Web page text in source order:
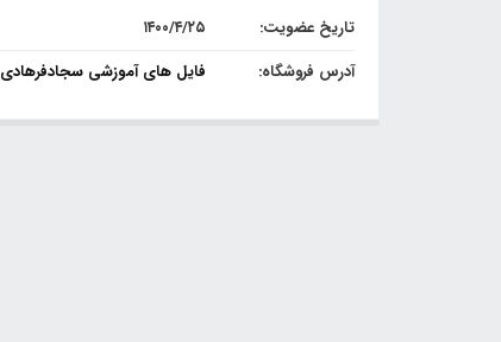
تاریخ عضویت:
۱۴۰۰/۴/۲۵
آدرس فروشگاه:
فایل های آموزشی سجادفرهادی